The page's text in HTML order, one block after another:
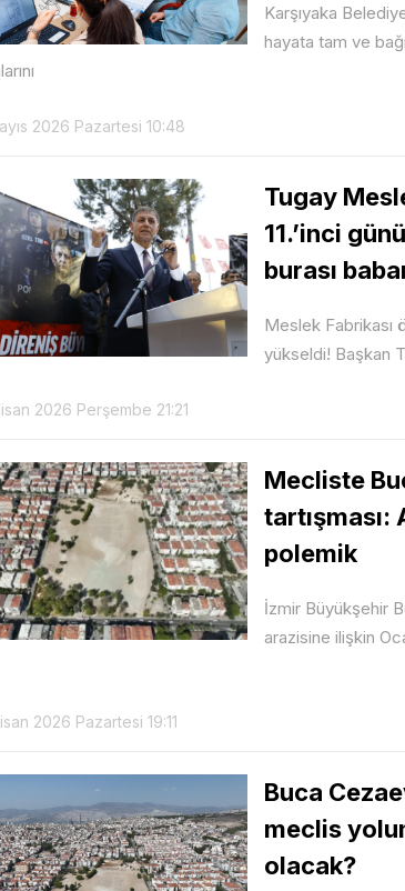
Karşıyaka
hayata tam ve
2026 Pazartesi 10:48
Tugay
11.’inci
burası
Meslek Fabrikası
yükseldi! Başkan
2026 Perşembe 21:21
Mecliste
tartışması:
polemik
İzmir Büyükşehir
arazisine ilişkin
2026 Pazartesi 19:11
Buca
meclis
olacak?